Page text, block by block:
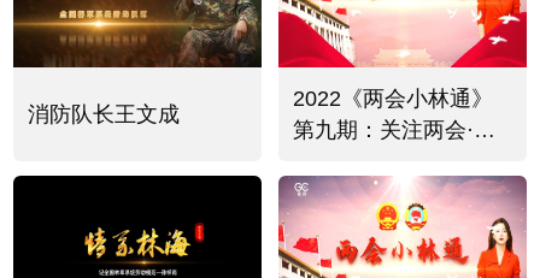
消防队长王文成
2022《两会小林通》
第九期：关注两会·聚